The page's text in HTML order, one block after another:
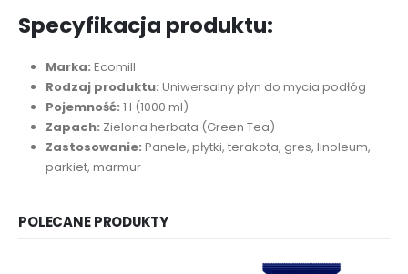
Specyfikacja produktu:
Marka: Ecomill
Rodzaj produktu: Uniwersalny płyn do mycia podłóg
Pojemność: 1 l (1000 ml)
Zapach: Zielona herbata (Green Tea)
Zastosowanie: Panele, płytki, terakota, gres, linoleum,
parkiet, marmur
POLECANE PRODUKTY